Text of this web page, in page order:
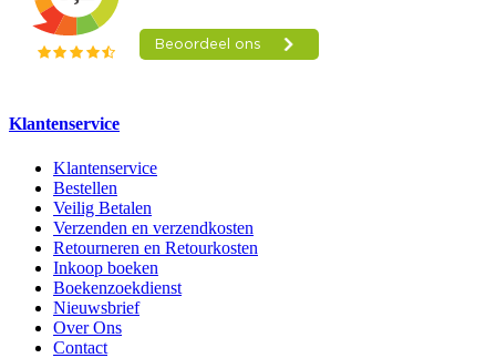
Klantenservice
Klantenservice
Bestellen
Veilig Betalen
Verzenden en verzendkosten
Retourneren en Retourkosten
Inkoop boeken
Boekenzoekdienst
Nieuwsbrief
Over Ons
Contact